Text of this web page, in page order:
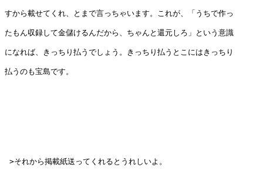
すから載せてくれ、とまで言っちゃいます。これが、「うちで作っ
たもん収録して金儲けるんだから、ちゃんと還元しろ」という意識
になれば、きっちり払うでしょう。きっちり払うとこにはきっちり
払うのも宝島です。
>それから掲載紙送ってくれるとうれしいよ。